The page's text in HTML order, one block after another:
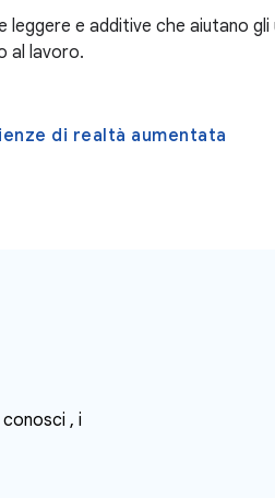
leggere e additive che aiutano
al lavoro.
di realtà aumentata
conosci , i